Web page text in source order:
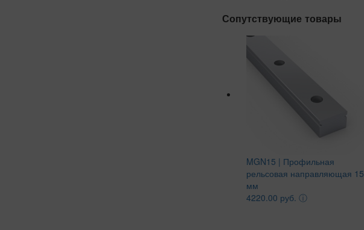
Сопутствующие товары
MGN15 | Профильная
рельсовая направляющая 15
мм
4220.00 руб. ⓘ